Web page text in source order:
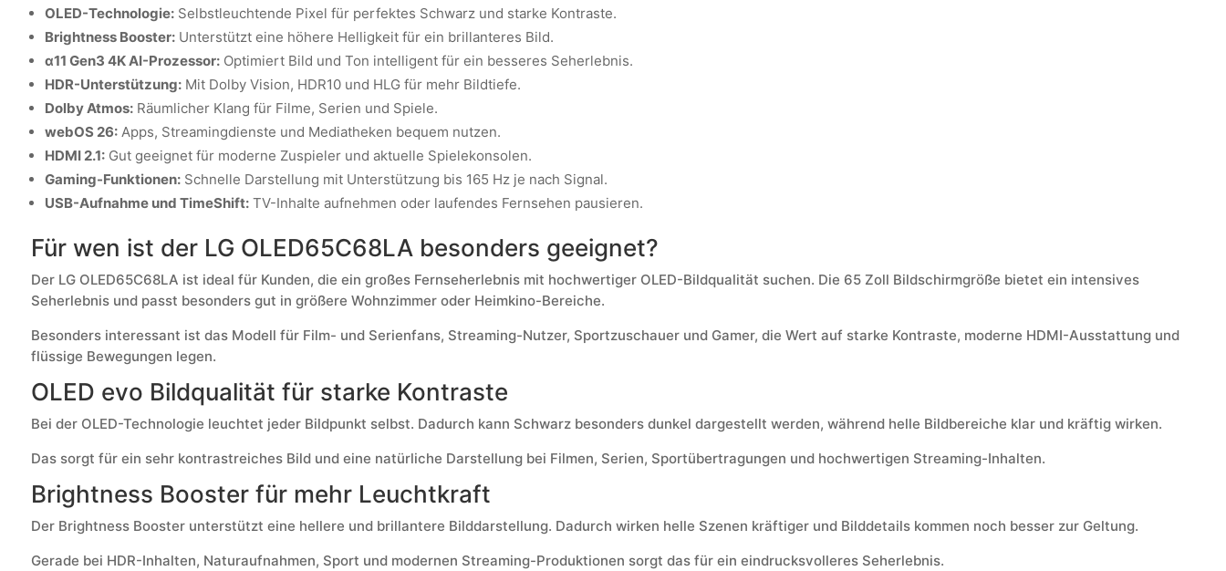
OLED-Technologie:Selbstleuchtende Pixel für perfektes Schwarz und starke Kontraste.
Brightness Booster:Unterstützt eine höhere Helligkeit für ein brillanteres Bild.
α11 Gen3 4K AI-Prozessor:Optimiert Bild und Ton intelligent für ein besseres Seherlebnis.
HDR-Unterstützung:Mit Dolby Vision, HDR10 und HLG für mehr Bildtiefe.
Dolby Atmos:Räumlicher Klang für Filme, Serien und Spiele.
webOS 26:Apps, Streamingdienste und Mediatheken bequem nutzen.
HDMI 2.1:Gut geeignet für moderne Zuspieler und aktuelle Spielekonsolen.
Gaming-Funktionen:Schnelle Darstellung mit Unterstützung bis 165 Hz je nach Signal.
USB-Aufnahme und TimeShift:TV-Inhalte aufnehmen oder laufendes Fernsehen pausieren.
Für wen ist der LG OLED65C68LA besonders geeignet?
Der LG OLED65C68LA ist ideal für Kunden, die ein großes Fernseherlebnis mit hochwertiger OLED-Bildqualität suchen. Die 65 Zoll Bildschirmgröße bietet ein intensives
Seherlebnis und passt besonders gut in größere Wohnzimmer oder Heimkino-Bereiche.
Besonders interessant ist das Modell für Film- und Serienfans, Streaming-Nutzer, Sportzuschauer und Gamer, die Wert auf starke Kontraste, moderne HDMI-Ausstattung und
flüssige Bewegungen legen.
OLED evo Bildqualität für starke Kontraste
Bei der OLED-Technologie leuchtet jeder Bildpunkt selbst. Dadurch kann Schwarz besonders dunkel dargestellt werden, während helle Bildbereiche klar und kräftig wirken.
Das sorgt für ein sehr kontrastreiches Bild und eine natürliche Darstellung bei Filmen, Serien, Sportübertragungen und hochwertigen Streaming-Inhalten.
Brightness Booster für mehr Leuchtkraft
Der Brightness Booster unterstützt eine hellere und brillantere Bilddarstellung. Dadurch wirken helle Szenen kräftiger und Bilddetails kommen noch besser zur Geltung.
Gerade bei HDR-Inhalten, Naturaufnahmen, Sport und modernen Streaming-Produktionen sorgt das für ein eindrucksvolleres Seherlebnis.